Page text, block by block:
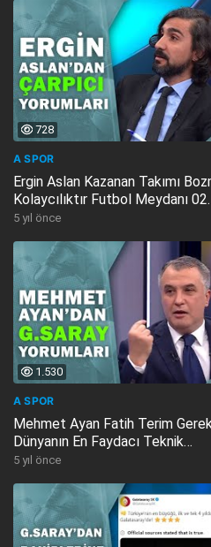
728
A SPOR
Ergin Aslan Kazanan Takımı
Kolaycılıktır Futbol Meydanı
5 yıl önce
1.530
A SPOR
Mehmet Ayan Fatih Terim
Dünyanın En Faydacı Teknik
Direktörüdür...
5 yıl önce